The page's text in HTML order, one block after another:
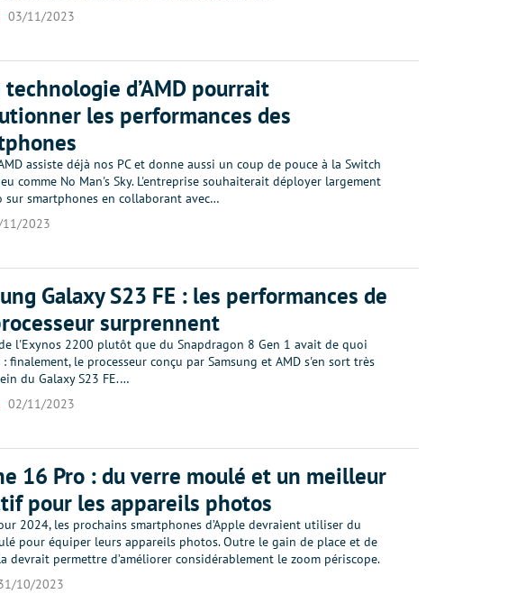
03/11/2023
technologie d’AMD pourrait
les performances des
assiste déjà nos PC et donne aussi un coup de pouce à la Switch
comme No Man's Sky. L'entreprise souhaiterait déployer largement
sur smartphones en collaborant avec…
2023
Galaxy S23 FE : les performances de
surprennent
l'Exynos 2200 plutôt que du Snapdragon 8 Gen 1 avait de quoi
finalement, le processeur conçu par Samsung et AMD s'en sort très
du Galaxy S23 FE.…
02/11/2023
16 Pro : du verre moulé et un meilleur
pour les appareils photos
2024, les prochains smartphones d’Apple devraient utiliser du
pour équiper leurs appareils photos. Outre le gain de place et de
devrait permettre d’améliorer considérablement le zoom périscope.
10/2023